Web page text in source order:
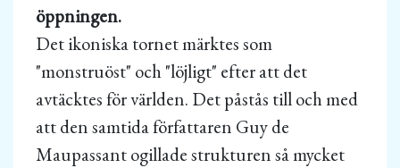
öppningen.
Det ikoniska tornet märktes som
"monstruöst" och "löjligt" efter att det
avtäcktes för världen. Det påstås till och med
att den samtida författaren Guy de
Maupassant ogillade strukturen så mycket